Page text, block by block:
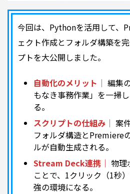
今回は、Pythonを活用して、
ェクト作成とフォルダ構築を
プトを大公開しました。
自動化のメリット｜ 編集
もなき事務作業」を一掃
る。
スクリプトの仕組み｜ 案
フォルダ構造とPremiere
ルが自動生成される。
Stream Deck連携｜ 物理
ことで、1クリック（1秒
強の環境になる。